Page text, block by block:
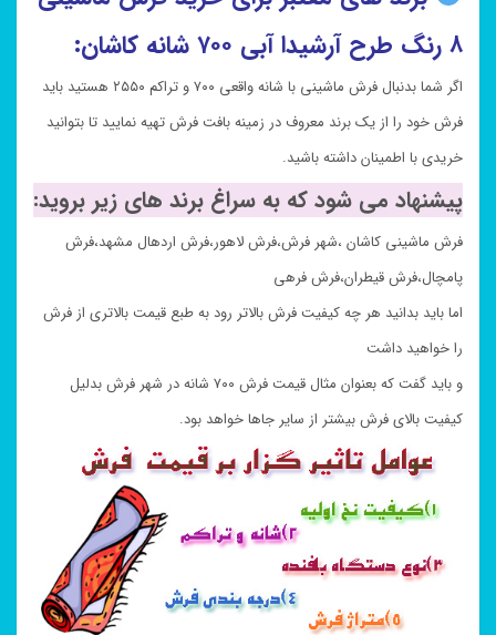
۸ رنگ طرح آرشیدا آبی ۷۰۰ شانه کاشان:
اگر شما بدنبال فرش ماشینی با شانه واقعی ۷۰۰ و تراکم ۲۵۵۰ هستید باید
فرش خود را از یک برند معروف در زمینه بافت فرش تهیه نمایید تا بتوانید
خریدی با اطمینان داشته باشید.
پیشنهاد می شود که به سراغ برند های زیر بروید:
فرش ماشینی کاشان ،شهر فرش،فرش لاهور،فرش اردهال مشهد،فرش
پامچال،فرش قیطران،فرش فرهی
اما باید بدانید هر چه کیفیت فرش بالاتر رود به طبع قیمت بالاتری از فرش
را خواهید داشت
و باید گفت که بعنوان مثال قیمت فرش ۷۰۰ شانه در شهر فرش بدلیل
کیفیت بالای فرش بیشتر از سایر جاها خواهد بود.